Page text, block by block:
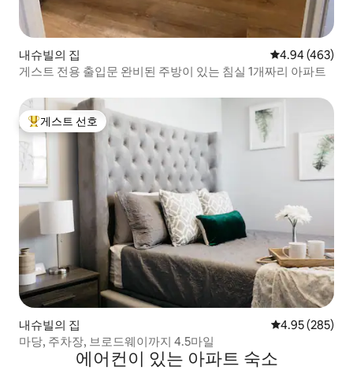
내슈빌의 집 평점 4.94점(5
4.94 (463)
게스트 전용 출입문 완비된 주방이 있는 침실 1개짜리 아파트
상위 게스트 선호
게스트 선호
내슈빌의 집 평점 4.95점(5
4.95 (285)
마당, 주차장, 브로드웨이까지 4.5마일
에어컨이 있는 아파트 숙소